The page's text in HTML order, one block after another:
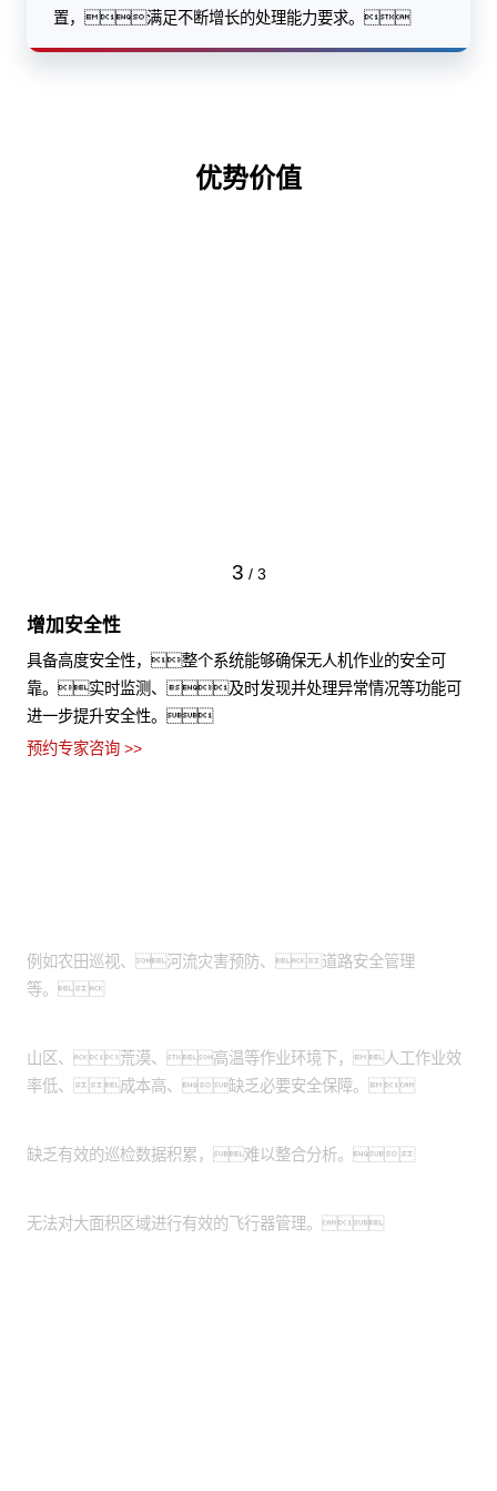
置，满足不断增长的处理能力要求。
优势价值
3 / 3
增加安全性
具备高度安全性，整个系统能够确保无人机作业的安全可
靠。实时监测、及时发现并处理异常情况等功能可
进一步提升安全性。
预约专家咨询 >>
例如农田巡视、河流灾害预防、道路安全管理
等。
山区、荒漠、高温等作业环境下，人工作业效
率低、成本高、缺乏必要安全保障。
缺乏有效的巡检数据积累，难以整合分析。
无法对大面积区域进行有效的飞行器管理。